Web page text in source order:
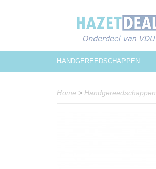
HANDGEREEDSCHAPPEN
Home > Handgereedschappen